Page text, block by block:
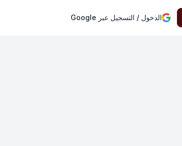
الدخول / التسجيل عبر Google